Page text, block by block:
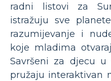
radni listovi za
istražuju sve
razumijevanje i
koje mladima
Savršeni za djecu
pružaju interaktivan